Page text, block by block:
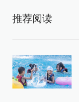
推荐阅读